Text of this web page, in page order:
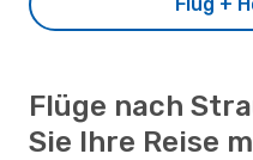
Flüge nach
Sie Ihre Reise